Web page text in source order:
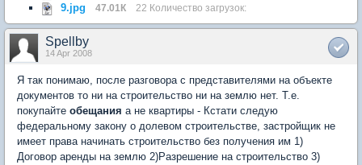
9.jpg 47.01К 22 Количество загрузок:
Spellby
14 Apr 2008
Я так понимаю, после разговора с представителями на объекте
документов то ни на строительство ни на землю нет. Т.е.
покупайте обещания а не квартиры - Кстати следую
федеральному закону о долевом строительстве, застройщик не
имеет права начинать строительство без получения им 1)
Договор аренды на землю 2)Разрешение на строительство 3)